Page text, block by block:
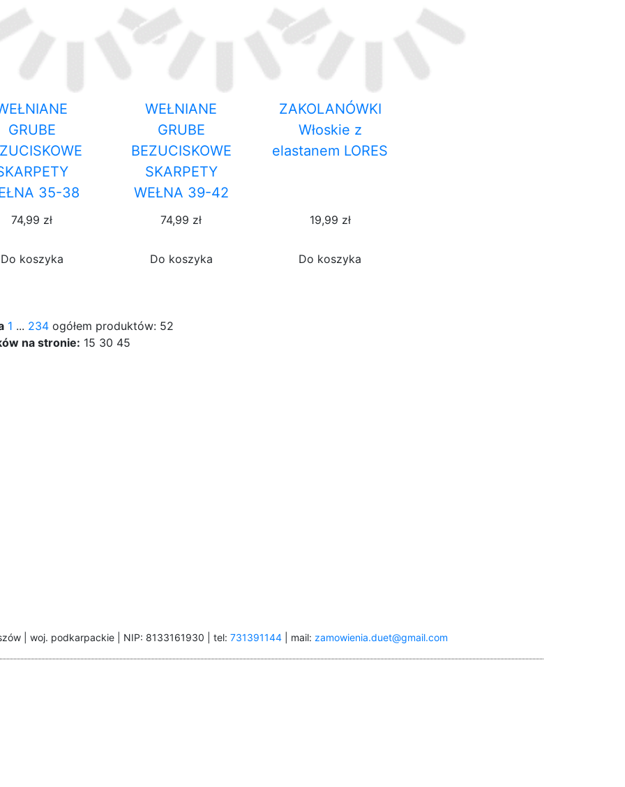
GRUBE
35-38
74,99 zł
Do koszyka
WEŁNIANE
GRUBE
BEZUCISKOWE
SKARPETY
WEŁNA 39-42
74,99 zł
Do koszyka
ZAKOLANÓWKI
Włoskie z
elastanem LORES
19,99 zł
Do koszyka
1 ... 234 ogółem produktów: 52
na stronie: 15 30 45
| woj. podkarpackie | NIP: 8133161930 | tel: 731391144 | mail: zamowienia.duet@gmail.com